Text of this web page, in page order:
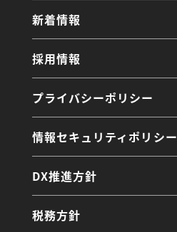
新着情報
採用情報
プライバシーポリシー
情報セキュリティポリシー
DX推進方針
税務方針